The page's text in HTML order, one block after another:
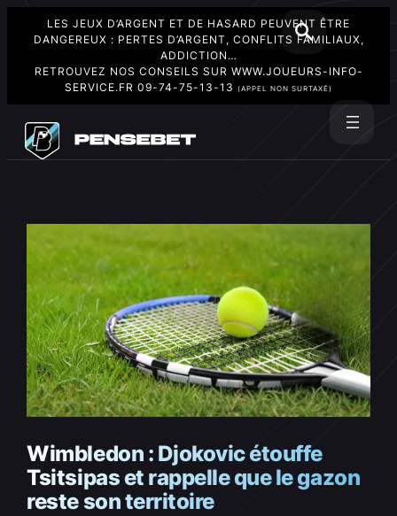
LES JEUX D’ARGENT ET DE HASARD PEUVENT ÊTRE
DANGEREUX : PERTES D’ARGENT, CONFLITS FAMILIAUX,
ADDICTION…
RETROUVEZ NOS CONSEILS SUR WWW.JOUEURS-INFO-
SERVICE.FR 09-74-75-13-13 (APPEL NON SURTAXÉ)
contenu
Wimbledon : Djokovic étouffe
Tsitsipas et rappelle que le gazon
reste son territoire